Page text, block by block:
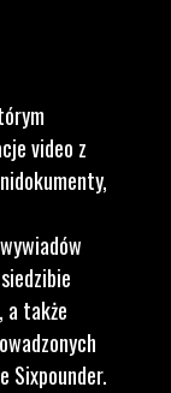
video z
a także
Sixpounder.